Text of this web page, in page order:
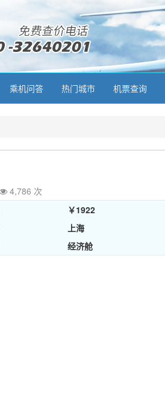
乘机问答 热门城市 机票查询
4,786 次
￥1922
上海
经济舱